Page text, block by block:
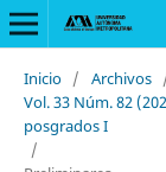
Inicio / Archivos
Vol. 33 Núm. 82
posgrados I
/